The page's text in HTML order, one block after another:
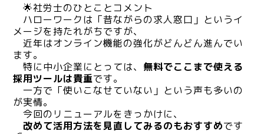
🌟社労士のひとことコメント
ハローワークは「昔ながらの求人窓口」というイ
メージを持たれがちですが、
近年はオンライン機能の強化がどんどん進んでい
ます。
特に中小企業にとっては、 無料でここまで使える
採用ツールは貴重です。
一方で「使いこなせていない」という声も多いの
が実情。
今回のリニューアルをきっかけに、
改めて活用方法を見直してみるのもおすすめです